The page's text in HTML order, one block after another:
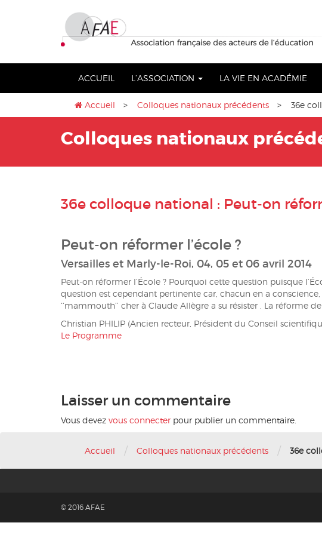
ACCUEIL L’ASSOCIATION LA VIE EN ACADÉMIE
Accueil > Colloques nationaux précédents > 36e
Colloques nationaux
36e colloque national : Peut-on
Peut-on réformer l’école ?
Versailles et Marly-le-Roi, 04, 05 et 06 avril 2014
Peut-on réformer l’École ? Pourquoi cette question puisque
question est cependant pertinente car, chacun en a
‘‘mammouth’’ cher à Claude Allègre a su résister . La réforme
Christian PHILIP (Ancien recteur, Président du Conseil
Le Programme
Laisser un commentaire
Vous devez vous connecter pour publier un commentaire.
Accueil / Colloques nationaux précédents / 36e
© 2016 AFAE